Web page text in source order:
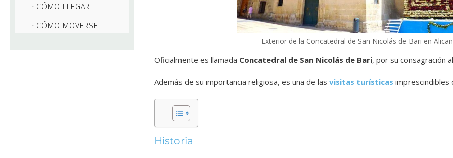
CÓMO LLEGAR
CÓMO MOVERSE
Exterior de la Concatedral de San Nicolás de Bari en
Oficialmente es llamada Concatedral de San Nicolás de Bari, por su consagración
Además de su importancia religiosa, es una de las visitas turísticas imprescindibles
Historia